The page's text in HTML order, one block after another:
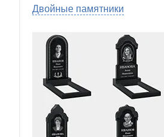
Двойные памятники